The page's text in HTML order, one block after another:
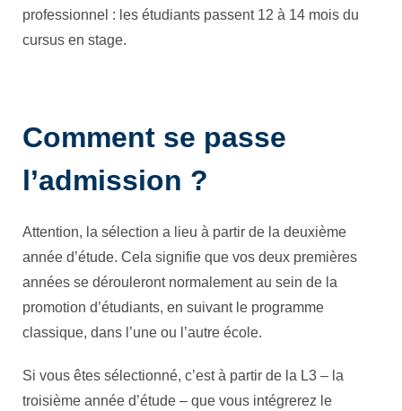
professionnel : les étudiants passent 12 à 14 mois du
cursus en stage.
Comment se passe
l’admission ?
Attention, la sélection a lieu à partir de la deuxième
année d’étude. Cela signifie que vos deux premières
années se dérouleront normalement au sein de la
promotion d’étudiants, en suivant le programme
classique, dans l’une ou l’autre école.
Si vous êtes sélectionné, c’est à partir de la L3 – la
troisième année d’étude – que vous intégrerez le